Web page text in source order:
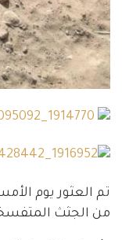
تم العثور يوم
من الجثث